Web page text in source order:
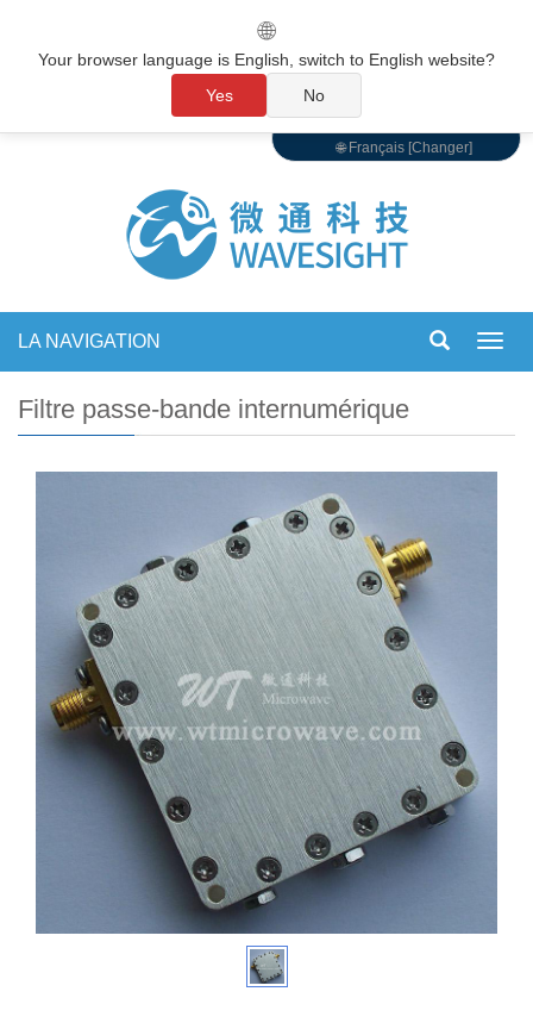
🌐 Français [Changer]
LA NAVIGATION
Filtre passe-bande internumérique
🌐
Your browser language is English, switch to English website?
Yes
No